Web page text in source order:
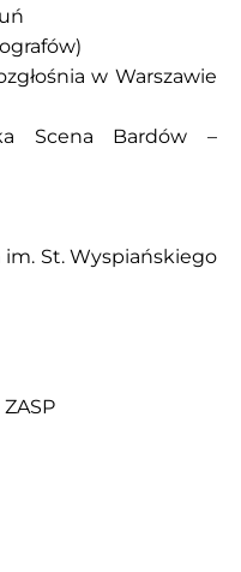
w Warszawie
Scena Bardów –
St. Wyspiańskiego